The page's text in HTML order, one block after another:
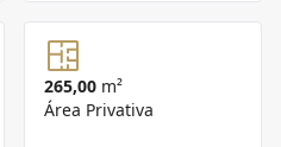
265,00 m²
Área Privativa